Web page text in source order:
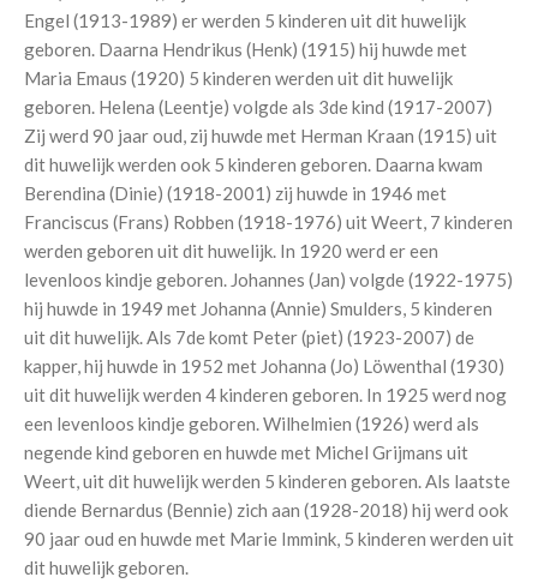
Engel (1913-1989) er werden 5 kinderen uit dit huwelijk
geboren. Daarna Hendrikus (Henk) (1915) hij huwde met
Maria Emaus (1920) 5 kinderen werden uit dit huwelijk
geboren. Helena (Leentje) volgde als 3de kind (1917-2007)
Zij werd 90 jaar oud, zij huwde met Herman Kraan (1915) uit
dit huwelijk werden ook 5 kinderen geboren. Daarna kwam
Berendina (Dinie) (1918-2001) zij huwde in 1946 met
Franciscus (Frans) Robben (1918-1976) uit Weert, 7 kinderen
werden geboren uit dit huwelijk. In 1920 werd er een
levenloos kindje geboren. Johannes (Jan) volgde (1922-1975)
hij huwde in 1949 met Johanna (Annie) Smulders, 5 kinderen
uit dit huwelijk. Als 7de komt Peter (piet) (1923-2007) de
kapper, hij huwde in 1952 met Johanna (Jo) Löwenthal (1930)
uit dit huwelijk werden 4 kinderen geboren. In 1925 werd nog
een levenloos kindje geboren. Wilhelmien (1926) werd als
negende kind geboren en huwde met Michel Grijmans uit
Weert, uit dit huwelijk werden 5 kinderen geboren. Als laatste
diende Bernardus (Bennie) zich aan (1928-2018) hij werd ook
90 jaar oud en huwde met Marie Immink, 5 kinderen werden uit
dit huwelijk geboren.